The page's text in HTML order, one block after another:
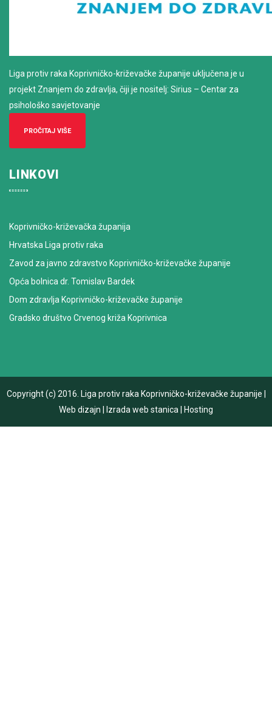
Liga protiv raka Koprivničko-križevačke županije uključena je u
projekt Znanjem do zdravlja, čiji je nositelj: Sirius – Centar za
psihološko savjetovanje
PROČITAJ VIŠE
LINKOVI
Koprivničko-križevačka županija
Hrvatska Liga protiv raka
Zavod za javno zdravstvo Koprivničko-križevačke županije
Opća bolnica dr. Tomislav Bardek
Dom zdravlja Koprivničko-križevačke županije
Gradsko društvo Crvenog križa Koprivnica
Copyright (c) 2016. Liga protiv raka Koprivničko-križevačke županije
Web dizajn
Izrada web stanica Hosting